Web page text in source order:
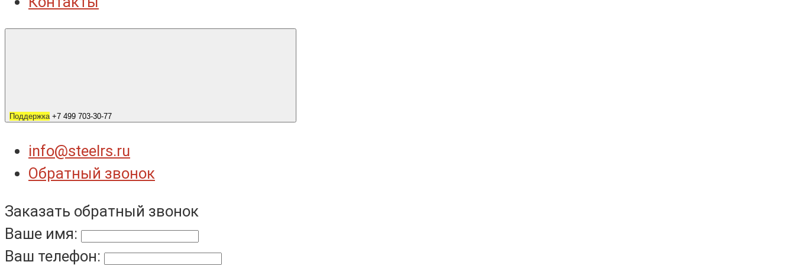
Поддержка +7 499 703-30-77
info@steelrs.ru
Обратный звонок
Заказать обратный звонок
Ваше имя:
Ваш телефон: